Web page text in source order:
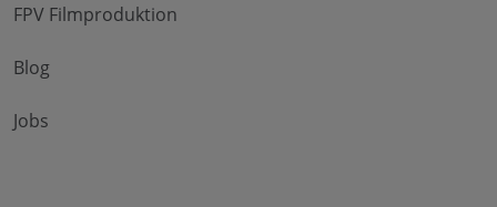
FPV Filmproduktion
Blog
Jobs